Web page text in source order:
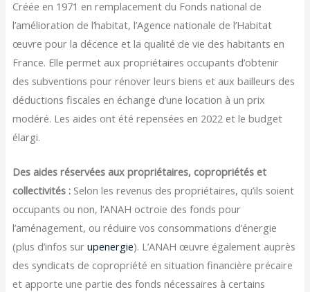
Créée en 1971 en remplacement du Fonds national de
l’amélioration de l’habitat, l’Agence nationale de l’Habitat
œuvre pour la décence et la qualité de vie des habitants en
France. Elle permet aux propriétaires occupants d’obtenir
des subventions pour rénover leurs biens et aux bailleurs des
déductions fiscales en échange d’une location à un prix
modéré. Les aides ont été repensées en 2022 et le budget
élargi.
Des aides réservées aux propriétaires, copropriétés et
collectivités : Selon les revenus des propriétaires, qu’ils soient
occupants ou non, l’ANAH octroie des fonds pour
l’aménagement, ou réduire vos consommations d’énergie
(plus d’infos sur upenergie). L’ANAH œuvre également auprès
des syndicats de copropriété en situation financière précaire
et apporte une partie des fonds nécessaires à certains